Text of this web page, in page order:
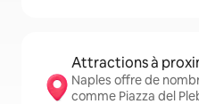
Attractions à
Naples offre de
comme Piazza del